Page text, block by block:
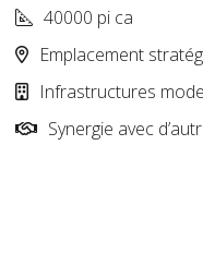
40000 pi ca
Emplacement
Infrastructures
Synergie avec